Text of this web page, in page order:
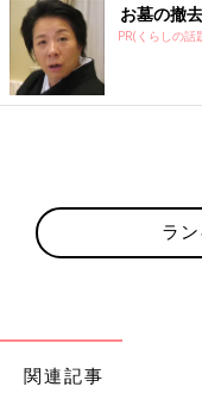
お墓の撤
PR(くらしの話
ラ
関連記事